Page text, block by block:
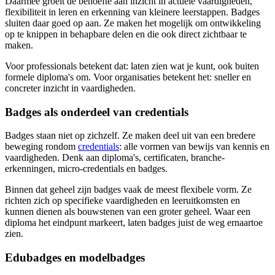
flexibiliteit in leren en erkenning van kleinere leerstappen. Badges
sluiten daar goed op aan. Ze maken het mogelijk om ontwikkeling
op te knippen in behapbare delen en die ook direct zichtbaar te
maken.
Voor professionals betekent dat: laten zien wat je kunt, ook buiten
formele diploma's om. Voor organisaties betekent het: sneller en
concreter inzicht in vaardigheden.
Badges als onderdeel van credentials
Badges staan niet op zichzelf. Ze maken deel uit van een bredere
beweging rondom credentials: alle vormen van bewijs van kennis en
vaardigheden. Denk aan diploma's, certificaten, branche-
erkenningen, micro-credentials en badges.
Binnen dat geheel zijn badges vaak de meest flexibele vorm. Ze
richten zich op specifieke vaardigheden en leeruitkomsten en
kunnen dienen als bouwstenen van een groter geheel. Waar een
diploma het eindpunt markeert, laten badges juist de weg ernaartoe
zien.
Edubadges en modelbadges